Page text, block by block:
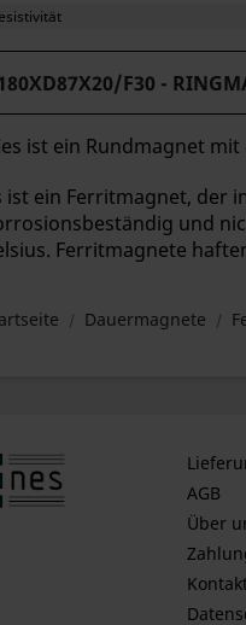
F30 -
ist ein Rundmagnet
ist ein Ferritmagnet, der
und
Ferritmagnete
Dauermagnete
AGB
Über